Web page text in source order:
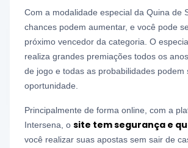
Com a modalidade especial da Quina de
chances podem aumentar, e você pode
próximo vencedor da categoria. O
realiza grandes premiações todos os
de jogo e todas as probabilidades podem
oportunidade.
Principalmente de forma online, com a
Intersena, o site tem segurança e
você realizar suas apostas sem sair de